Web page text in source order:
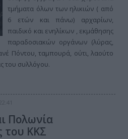
τμήματα όλων των ηλικιών ( από
6 ετών και πάνω) αρχαρίων,
παιδικό και ενηλίκων , εκμάθησης
παραδοσιακών οργάνων (λύρας,
Πόντου, ταμπουρά, ούτι, λαούτο
του συλλόγου.
Πολωνία
του ΚΚΣ